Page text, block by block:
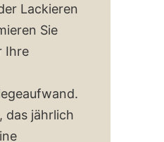
Lackieren
Sie
Ihre
das jährlich